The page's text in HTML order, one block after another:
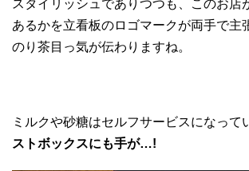
スタイリッシュでありつつも、このお店
あるかを立看板のロゴマークが両手で主
のり茶目っ気が伝わりますね。
ミルクや砂糖はセルフサービスになって
ストボックスにも手が…!